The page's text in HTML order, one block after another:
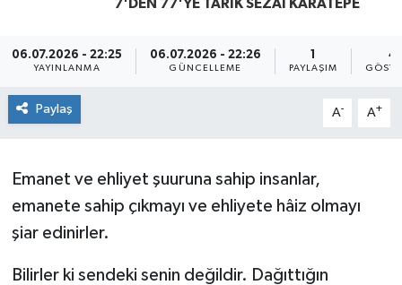
7'DEN 77'YE TARIK SEZAI KARATEPE
06.07.2026 - 22:25
YAYINLANMA
06.07.2026 - 22:26
GÜNCELLEME
1
PAYLAŞIM
4
Paylaş A- A+
Emanet ve ehliyet şuuruna sahip insanlar,
emanete sahip çıkmayı ve ehliyete hâiz olmayı
şiar edinirler.
Bilirler ki sendeki senin değildir. Dağıttığın